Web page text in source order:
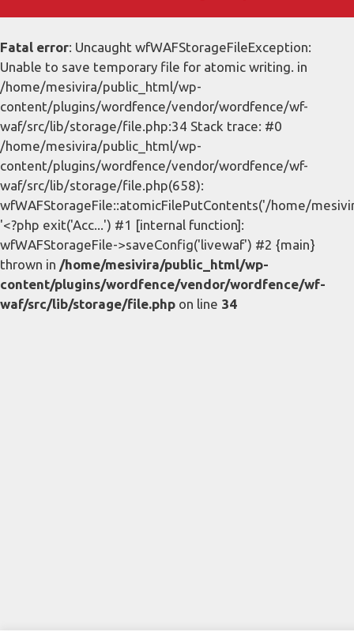
Fatal error: Uncaught wfWAFStorageFileException:
Unable to save temporary file for atomic writing. in
/home/mesivira/public_html/wp-
content/plugins/wordfence/vendor/wordfence/wf-
waf/src/lib/storage/file.php:34 Stack trace: #0
/home/mesivira/public_html/wp-
content/plugins/wordfence/vendor/wordfence/wf-
waf/src/lib/storage/file.php(658):
wfWAFStorageFile::atomicFilePutContents('/home/
'<?php exit('Acc...') #1 [internal function]:
wfWAFStorageFile->saveConfig('livewaf') #2 {main}
thrown in /home/mesivira/public_html/wp-
content/plugins/wordfence/vendor/wordfence/wf-
waf/src/lib/storage/file.php on line 34